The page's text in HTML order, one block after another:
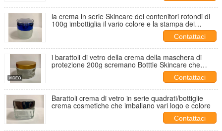
la crema in serie Skincare dei contenitori rotondi di
100g imbottiglia il vario colore e la stampa dei
Contattaci
i barattoli di vetro della crema della maschera di
protezione 200g scremano Botttle Skincare che
Contattaci
Barattoli crema di vetro in serie quadrati/bottiglie
crema cosmetiche che imballano vari logo e colore
Contattaci